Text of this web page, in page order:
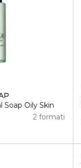
Soap Oily Skin
2 formati